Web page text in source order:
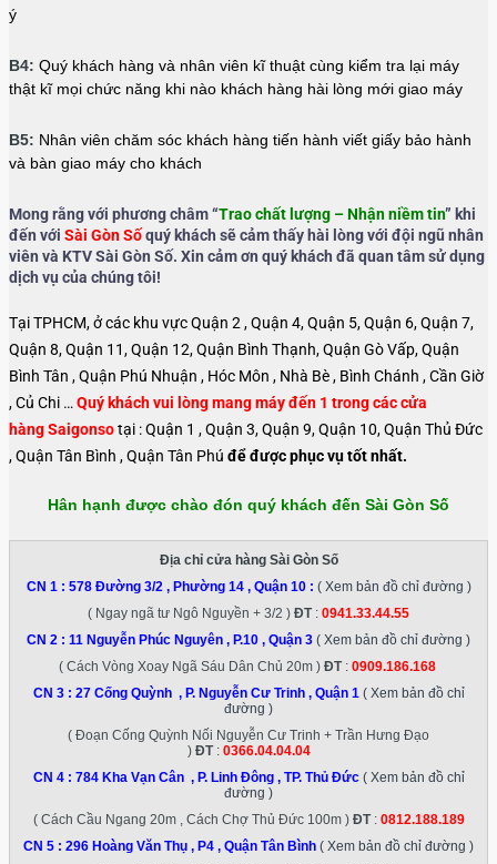
ý
B4: Quý khách hàng và nhân viên kĩ thuật cùng kiểm tra lại máy
thật kĩ mọi chức năng khi nào khách hàng hài lòng mới giao máy
B5: Nhân viên chăm sóc khách hàng tiến hành viết giấy bảo hành
và bàn giao máy cho khách
Mong rằng với phương châm “Trao chất lượng – Nhận niềm tin” khi
đến với Sài Gòn Sốquý khách sẽ cảm thấy hài lòng với đội ngũ nhân
viên và KTV Sài Gòn Số. Xin cảm ơn quý khách đã quan tâm sử dụng
dịch vụ của chúng tôi!
Tại TPHCM, ở các khu vực Quận 2 , Quận 4, Quận 5, Quận 6, Quận 7,
Quận 8, Quận 11, Quận 12, Quận Bình Thạnh, Quận Gò Vấp, Quận
Bình Tân , Quận Phú Nhuận , Hóc Môn , Nhà Bè , Bình Chánh , Cần Giờ
, Củ Chi …Quý khách vui lòng mang máy đến 1 trong các cửa
hàng Saigonsotại : Quận 1 , Quận 3, Quận 9, Quận 10, Quận Thủ Đức
, Quận Tân Bình , Quận Tân Phú để được phục vụ tốt nhất.
Hân hạnh được chào đón quý khách đến Sài Gòn Số
Địa chỉ cửa hàng Sài Gòn Số
CN 1 : 578 Đường 3/2 , Phường 14 , Quận 10: ( Xem bản đồ chỉ đường )
( Ngay ngã tư Ngô Nguyền + 3/2 ) ĐT: 0941.33.44.55
CN 2 : 11 Nguyễn Phúc Nguyên , P.10 , Quận 3 ( Xem bản đồ chỉ đường )
( Cách Vòng Xoay Ngã Sáu Dân Chủ 20m ) ĐT: 0909.186.168
CN 3 : 27 Cống Quỳnh , P. Nguyễn Cư Trinh , Quận 1 ( Xem bản đồ chỉ
đường )
( Đoạn Cống Quỳnh Nối Nguyễn Cư Trinh + Trần Hưng Đạo
) ĐT: 0366.04.04.04
CN 4 : 784 Kha Vạn Cân , P. Linh Đông , TP. Thủ Đức( Xem bản đồ chỉ
đường )
( Cách Cầu Ngang 20m , Cách Chợ Thủ Đức 100m ) ĐT: 0812.188.189
CN 5 : 296 Hoàng Văn Thụ , P4 , Quận Tân Bình ( Xem bản đồ chỉ đường )